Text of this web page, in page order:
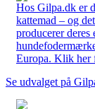
Hos Gilpa.dk er
kattemad – og
producerer
Europa. Klik her
Se udvalget på